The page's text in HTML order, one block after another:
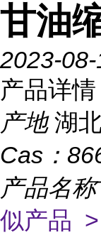
甘油
2023-08-
产品详情
产地 湖
Cas：
产品名称
似产品 >